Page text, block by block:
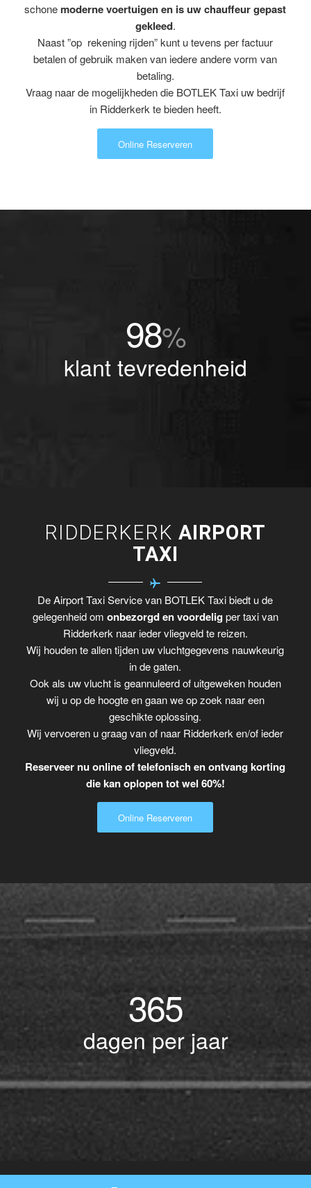
schone moderne voertuigen en is uw chauffeur gepast
gekleed.
Naast ”op rekening rijden” kunt u tevens per factuur
betalen of gebruik maken van iedere andere vorm van
betaling.
Vraag naar de mogelijkheden die BOTLEK Taxi uw bedrijf
in Ridderkerk te bieden heeft.
Online Reserveren
98%
klant tevredenheid
RIDDERKERKAIRPORT
TAXI
De Airport Taxi Service van BOTLEK Taxi biedt u de
gelegenheid om onbezorgd en voordelig per taxi van
Ridderkerk naar ieder vliegveld te reizen.
Wij houden te allen tijden uw vluchtgegevens nauwkeurig
in de gaten.
Ook als uw vlucht is geannuleerd of uitgeweken houden
wij u op de hoogte en gaan we op zoek naar een
geschikte oplossing.
Wij vervoeren u graag van of naar Ridderkerk en/of ieder
vliegveld.
Reserveer nu online of telefonisch en ontvang korting
die kan oplopen tot wel 60%!
Online Reserveren
365
dagen per jaar